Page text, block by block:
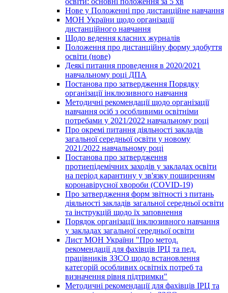
Нове у Положенні про дистанційне навчання
МОН України щодо організації
дистанційного навчання
Щодо ведення класних журналів
Положення про дистанційну форму здобуття
освіти (нове)
Деякі питання проведення в 2020/2021
навчальному році ДПА
Постанова про затвердження Порядку
організації інклюзивного навчання
Методичні рекомендації щодо організації
навчання осіб з особливими освітніми
потребами у 2021/2022 навчальному році
Про окремі питання діяльності закладів
загальної середньої освіти у новому
2021/2022 навчальному році
Постанова про затвердження
протиепідемічних заходів у закладах освіти
на період карантину у зв'язку поширенням
коронавірусної хвороби (COVID-19)
Про затвердження форм звітності з питань
діяльності закладів загальної середньої освіти
та інструкцій щодо їх заповнення
Порядок організації інклюзивного навчання
у закладах загальної середньої освіти
Лист МОН України "Про метод.
рекомендації для фахівців ІРЦ та пед.
працівників ЗЗСО щодо встановлення
категорій особливих освітніх потреб та
визначення рівня підтримки"
Методичні рекомендації для фахівців ІРЦ та